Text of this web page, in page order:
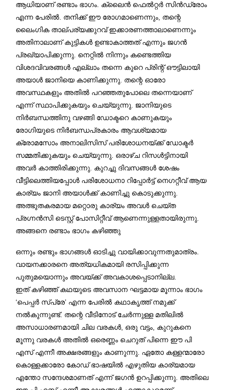
ആധിയാണ് രണ്ടാം ഭാഗം. ക്ലൈൻ ഫെൽറ്റർ സിൻഡ്രോം
എന്ന പേരിൽ. തനിക്ക് ഈ രോഗമാണെന്നും, തന്റെ
ലൈംഗിക താല്പര്യക്കുറവ് ഇക്കാരണത്താലാണെന്നും
അതിനാലാണ് കുട്ടികൾ ഉണ്ടാകാത്തത് എന്നും ജഗൻ
പ്രഖ്യാപിക്കുന്നു. നെറ്റിൽ നിന്നും കണ്ടെത്തിയ
വിശദവിവരങ്ങൾ എല്ലാം തന്നെ കുറെ പ്രിന്റ് ഔട്ടിലായി
അയാൾ ജാനിയെ കാണിക്കുന്നു. തന്റെ ഓരോ
അവസ്ഥകളും അതിൽ പറഞ്ഞതുപോലെ തന്നെയാണ്
എന്ന് സ്ഥാപിക്കുകയും ചെയ്യുന്നു. ജാനിയുടെ
നിർബന്ധത്തിനു വഴങ്ങി ഡോക്ടറെ കാണുകയും
രോഗിയുടെ നിർബന്ധപ്രകാരം ആവശ്യമായ
ക്രോമസോം അനാലിസിസ് പരിശോധനയ്ക്ക് ഡോക്ടർ
സമ്മതിക്കുകയും ചെയ്യുന്നു. ഒരാഴ്ച റിസൾട്ടിനായി
അവർ കാത്തിരിക്കുന്നു. കുറച്ചു ദിവസങ്ങൾ ശേഷം
വീട്ടിലെത്തിയപ്പോൾ പരിശോധനാ റിപ്പോർട്ട് നെഗറ്റീവ് ആയ
കാര്യം ജാനി അയാൾക്ക് കാണിച്ചു കൊടുക്കുന്നു.
അത്ഭുതകരമായ മറ്റൊരു കാര്യം അവൾ ചെയ്ത
പ്രഗ്നൻസി ടെസ്റ്റ് പോസിറ്റീവ് ആണെന്നുള്ളതായിരുന്നു.
അങ്ങനെ രണ്ടാം ഭാഗം കഴിഞ്ഞു
ഒന്നും രണ്ടും ഭാഗങ്ങൾ ഓടിച്ചു വായിക്കാവുന്നതുമാത്രം.
വായനക്കാരനെ അത്യധികമായി രസിപ്പിക്കുന്ന
പുതുമയൊന്നും അവയ്ക്ക് അവകാശപ്പെടാനില്ല.
ഇത് കഴിഞ്ഞ് കഥയുടെ അവസാന ഘട്ടമായ മൂന്നാം ഭാഗം
‘പെപ്പർ സ്പ്രേ’ എന്ന പേരിൽ കഥാകൃത്ത് നമുക്ക്
നൽകുന്നുണ്ട്. തന്റെ വീടിനോട് ചേർന്നുള്ള മതിലിൽ
അസാധാരണമായി ചില വരകൾ, ഒരു വട്ടം, കുറുകനെ
മൂന്നു വരകൾ അതിൽ ഒരെണ്ണം ചെറുത് പിന്നെ ഈ പി
എസ് എന്നീ അക്ഷരങ്ങളും കാണുന്നു. ഏതോ കള്ളന്മാരോ
കൊള്ളക്കാരോ കോഡ് ഭാഷയിൽ എഴുതിയ കാര്യമായ
എന്തോ സന്ദേശമാണത് എന്ന് ജഗൻ ഉറപ്പിക്കുന്നു. അതിലെ